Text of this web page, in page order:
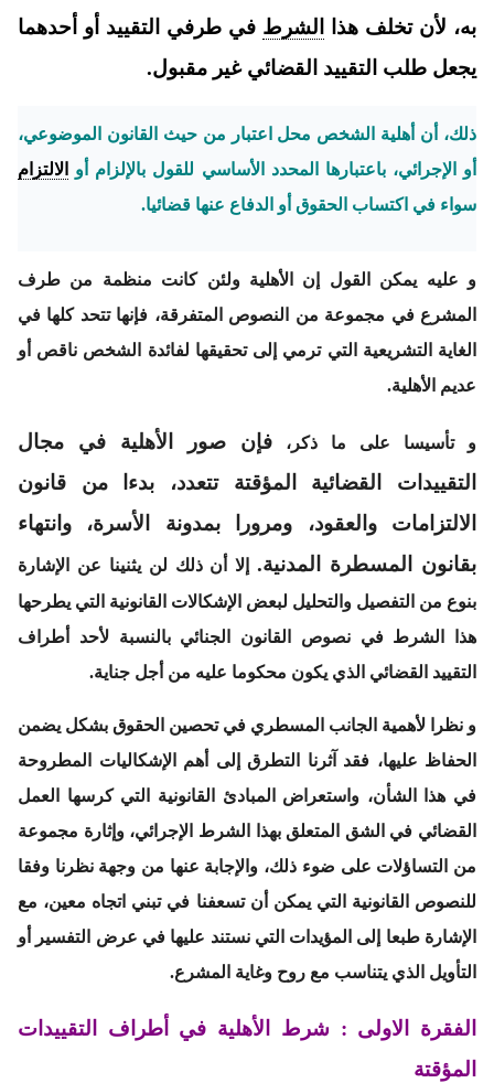
به، لأن تخلف هذا
الشرط في طرفي التقييد أو أحدهما
يجعل طلب التقييد القضائي غير مقبول.
ذلك، أن أهلية الشخص محل اعتبار من حيث القانون الموضوعي،
أو الإجرائي، باعتبارها المحدد الأساسي للقول بالإلزام أو
الالتزام
سواء في اكتساب الحقوق أو الدفاع عنها قضائيا.
و عليه يمكن القول إن الأهلية ولئن كانت منظمة من طرف
المشرع في مجموعة من النصوص المتفرقة، فإنها تتحد كلها في
الغاية التشريعية التي ترمي إلى تحقيقها لفائدة الشخص ناقص أو
عديم الأهلية.
و تأسيسا على ما ذكر، فإن صور الأهلية في مجال
التقييدات القضائية المؤقتة تتعدد، بدءا من قانون
الالتزامات والعقود، ومرورا بمدونة الأسرة، وانتهاء
بقانون المسطرة المدنية.إلا أن ذلك لن يثنينا عن الإشارة
بنوع من التفصيل والتحليل لبعض الإشكالات القانونية التي يطرحها
هذا الشرط في نصوص القانون الجنائي بالنسبة لأحد أطراف
التقييد القضائي الذي يكون محكوما عليه من أجل جناية.
و نظرا لأهمية الجانب المسطري في تحصين الحقوق بشكل يضمن
الحفاظ عليها، فقد آثرنا التطرق إلى أهم الإشكاليات المطروحة
في هذا الشأن، واستعراض المبادئ القانونية التي كرسها العمل
القضائي في الشق المتعلق بهذا الشرط الإجرائي، وإثارة مجموعة
من التساؤلات على ضوء ذلك، والإجابة عنها من وجهة نظرنا وفقا
للنصوص القانونية التي يمكن أن تسعفنا في تبني اتجاه معين، مع
الإشارة طبعا إلى المؤيدات التي نستند عليها في عرض التفسير أو
التأويل الذي يتناسب مع روح وغاية المشرع.
الفقرة الاولى : شرط الأهلية في أطراف التقييدات
المؤقتة